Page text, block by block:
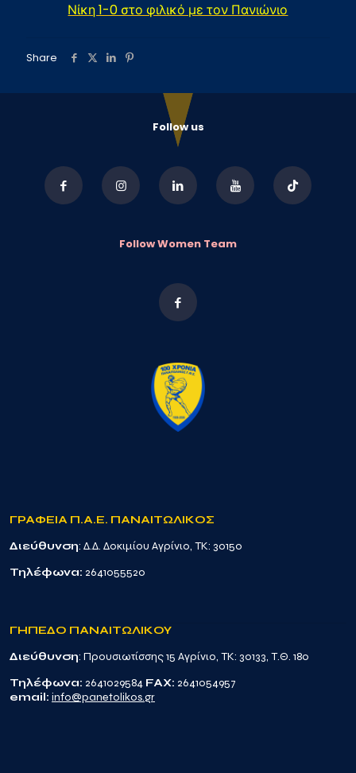
Νίκη 1-0 στο φιλικό με τον Πανιώνιο
Share
Follow us
Follow Women Team
ΓΡΑΦΕΙΑ Π.Α.Ε. ΠΑΝΑΙΤΩΛΙΚΟΣ
Διεύθυνση: Δ.Δ. Δοκιμίου Αγρίνιο, TK: 30150
Τηλέφωνα: 2641055520
ΓΗΠΕΔΟ ΠΑΝΑΙΤΩΛΙΚΟΥ
Διεύθυνση: Προυσιωτίσσης 15 Αγρίνιο, TK: 30133, Τ.Θ. 180
Τηλέφωνα: 2641029584 FAX: 2641054957
email: info@panetolikos.gr